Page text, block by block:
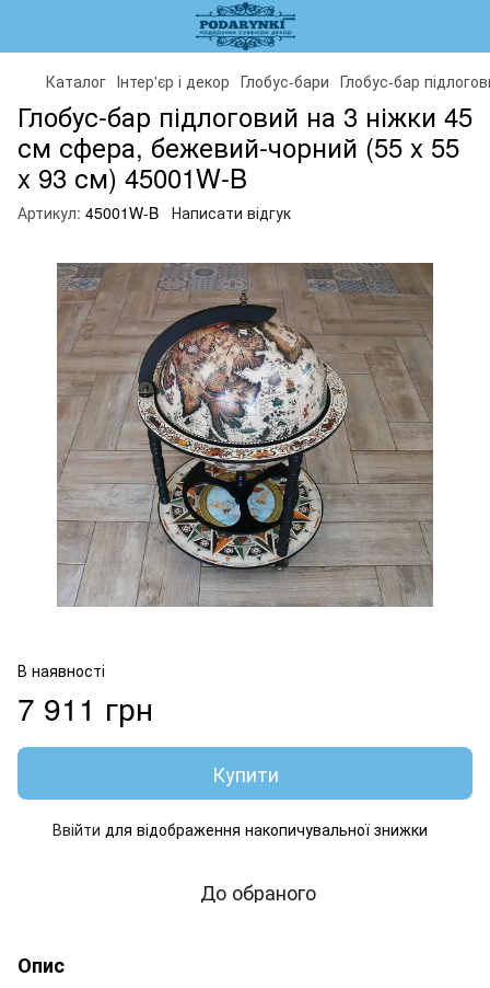
Каталог Інтер'єр і декор Глобус-бари Глобус-бар
Глобус-бар підлоговий на 3 ніжки 45
см сфера, бежевий-чорний (55 x 55
x 93 см) 45001W-B
Артикул: 45001W-B Написати відгук
В наявності
7 911 грн
Купити
Ввійти для відображення накопичувальної знижки
До обраного
Опис